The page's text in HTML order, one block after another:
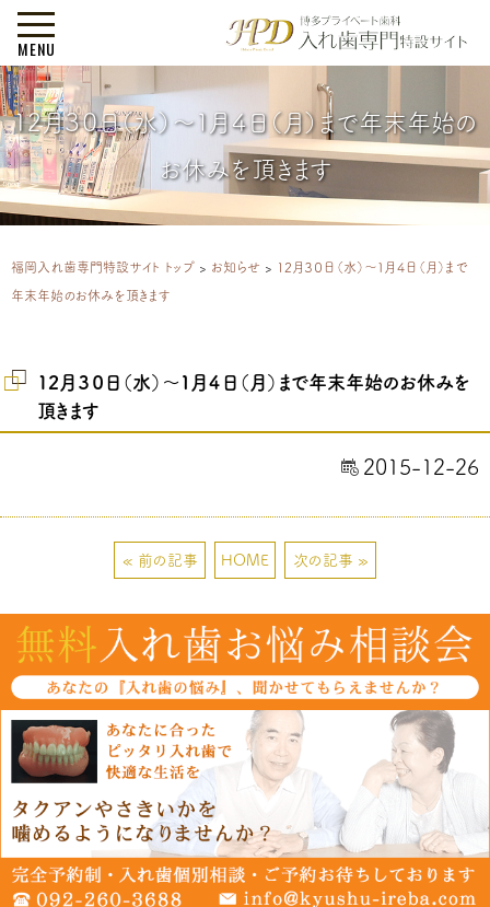
MENU
12月３０日（水）～１月４日（月）まで年末年始の
お休みを頂きます
福岡入れ歯専門特設サイト トップ > お知らせ > 12月３０日（水）～１月４日（月）まで
年末年始のお休みを頂きます
12月３０日（水）～１月４日（月）まで年末年始のお休みを
頂きます
2015-12-26
« 前の記事 HOME 次の記事 »